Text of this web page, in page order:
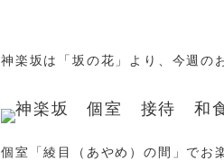
神楽坂は「坂の花」より、今週の
個室「綾目（あやめ）の間」でお